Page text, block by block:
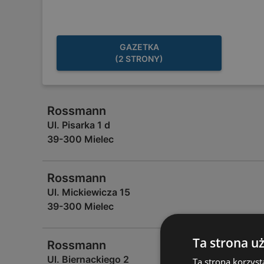
GAZETKA
(2 STRONY)
Rossmann
Ul. Pisarka 1 d
39-300 Mielec
Rossmann
Ul. Mickiewicza 15
39-300 Mielec
Rossmann
Ul. Biernackiego 2
Ta strona